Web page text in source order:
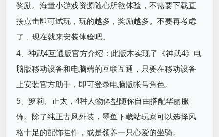
奖励。海量小游戏资源随心所欲体验，不需要下载直
接点击即可试玩，玩的越多，奖励越多。不要再考虑
了，现在就来安装体验吧。
4、神武4互通版官方介绍：此版本实现了《神武4》电
脑版移动设备和电脑端的互联互通，只要在移动设备
上安装官方助手，即可登录电脑版帐号角色。
5、萝莉、正太，4种人物体型随你自由搭配华丽服
饰。除了纯正古风外装，墨鱼下载站玩家可以选择风
格十足的配饰挂件，或是领养一只心爱的坐骑。